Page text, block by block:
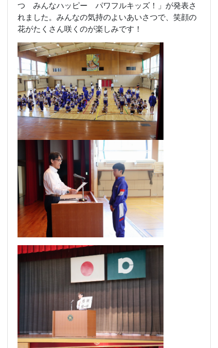
つ みんなハッピー パワフルキッズ！」が発表さ
れました。みんなの気持のよいあいさつで、笑顔の
花がたくさん咲くのが楽しみです！